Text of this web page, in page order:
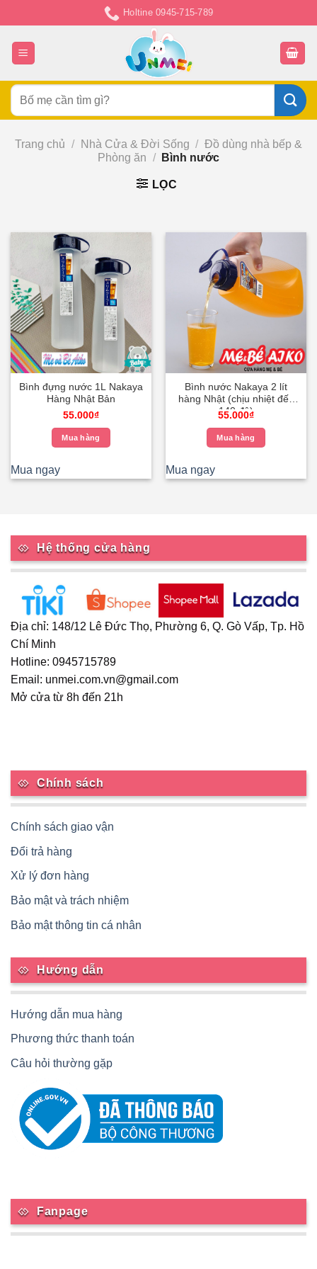
đến
nội
dung
Holtine 0945-715-789
Tìm
kiếm:
Trang chủ / Nhà Cửa & Đời Sống / Đồ dùng nhà bếp &
Phòng ăn / Bình nước
LỌC
Bình đựng nước 1L Nakaya
Hàng Nhật Bản
55.000₫
Mua hàng
Mua ngay
Bình nước Nakaya 2 lít
hàng Nhật (chịu nhiệt đến
140 độ)
55.000₫
Mua hàng
Mua ngay
Hệ thống cửa hàng
Địa chỉ: 148/12 Lê Đức Thọ, Phường 6, Q. Gò Vấp, Tp. Hồ
Chí Minh
Hotline: 0945715789
Email: unmei.com.vn@gmail.com
Mở cửa từ 8h đến 21h
Chính sách
Chính sách giao vận
Đổi trả hàng
Xử lý đơn hàng
Bảo mật và trách nhiệm
Bảo mật thông tin cá nhân
Hướng dẫn
Hướng dẫn mua hàng
Phương thức thanh toán
Câu hỏi thường gặp
Fanpage